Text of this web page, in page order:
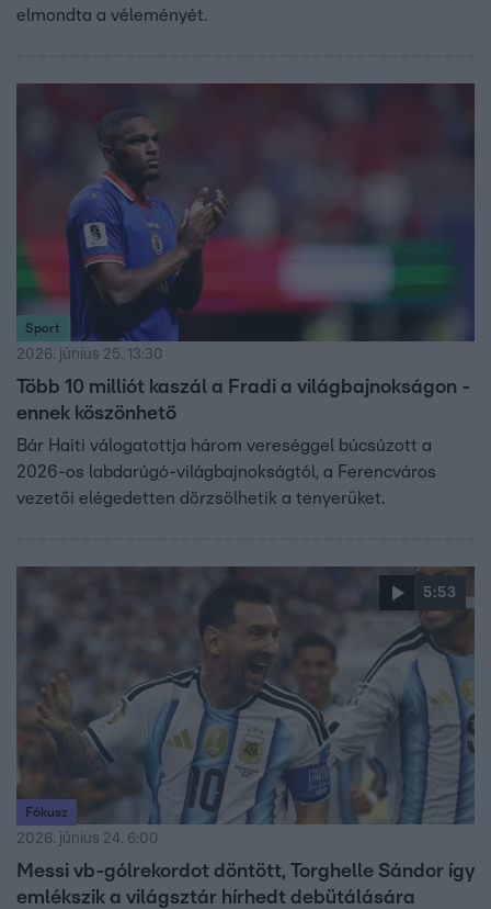
elmondta a véleményét.
Sport
2026. június 25. 13:30
Több 10 milliót kaszál a Fradi a világbajnokságon -
ennek köszönhető
Bár Haiti válogatottja három vereséggel búcsúzott a
2026-os labdarúgó-világbajnokságtól, a Ferencváros
vezetői elégedetten dörzsölhetik a tenyerüket.
5:53
Fókusz
2026. június 24. 6:00
Messi vb-gólrekordot döntött, Torghelle Sándor így
emlékszik a világsztár hírhedt debütálására